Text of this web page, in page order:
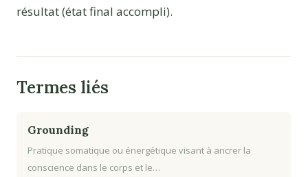
résultat (état final accompli).
Termes liés
Grounding
Pratique somatique ou énergétique visant à ancrer la
conscience dans le corps et le…